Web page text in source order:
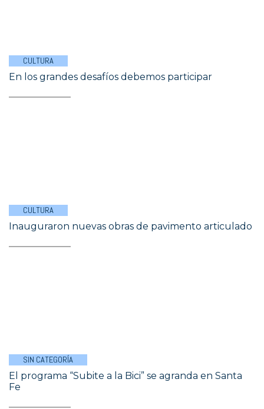
CULTURA
En los grandes desafíos debemos participar
CULTURA
Inauguraron nuevas obras de pavimento articulado
SIN CATEGORÍA
El programa “Subite a la Bici” se agranda en Santa
Fe